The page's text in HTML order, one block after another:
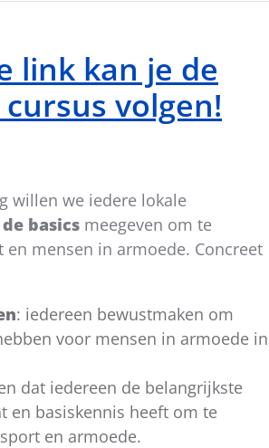
link kan je de
volgen!
willen we iedere lokale
de basics meegeven om te
mensen in armoede. Concreet
: iedereen bewustmaken om
voor mensen in armoede in
dat iedereen de belangrijkste
en basiskennis heeft om te
en armoede.